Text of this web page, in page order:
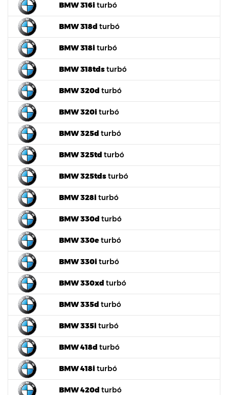
BMW 316i turbó
BMW 318d turbó
BMW 318i turbó
BMW 318tdsturbó
BMW 320d turbó
BMW 320i turbó
BMW 325d turbó
BMW 325td turbó
BMW 325tdsturbó
BMW 328i turbó
BMW 330d turbó
BMW 330eturbó
BMW 330i turbó
BMW 330xd turbó
BMW 335d turbó
BMW 335i turbó
BMW 418d turbó
BMW 418i turbó
BMW 420d turbó